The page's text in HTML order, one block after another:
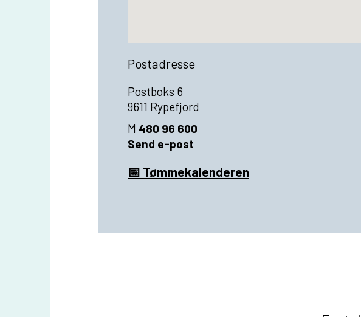
Postadresse
Postboks 6
9611 Rypefjord
M 480 96 600
Send e-post
📅 Tømmekalenderen